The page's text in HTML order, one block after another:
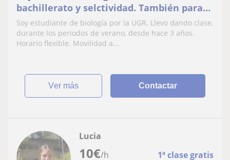
bachillerato y selctividad. También para
primaria para la asignatura de ciencias
naturales
Soy estudiante de biología por la UGR. Llevo dando clase,
durante los periodos de verano, desde hace 3 años.
Horario flexible. Movilidad a...
ver más Contactar
10€/h 1ª clase gratis
Lucia